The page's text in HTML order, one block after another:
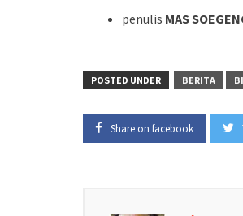
penulis MAS
POSTED UNDER BERITA
Share on facebook